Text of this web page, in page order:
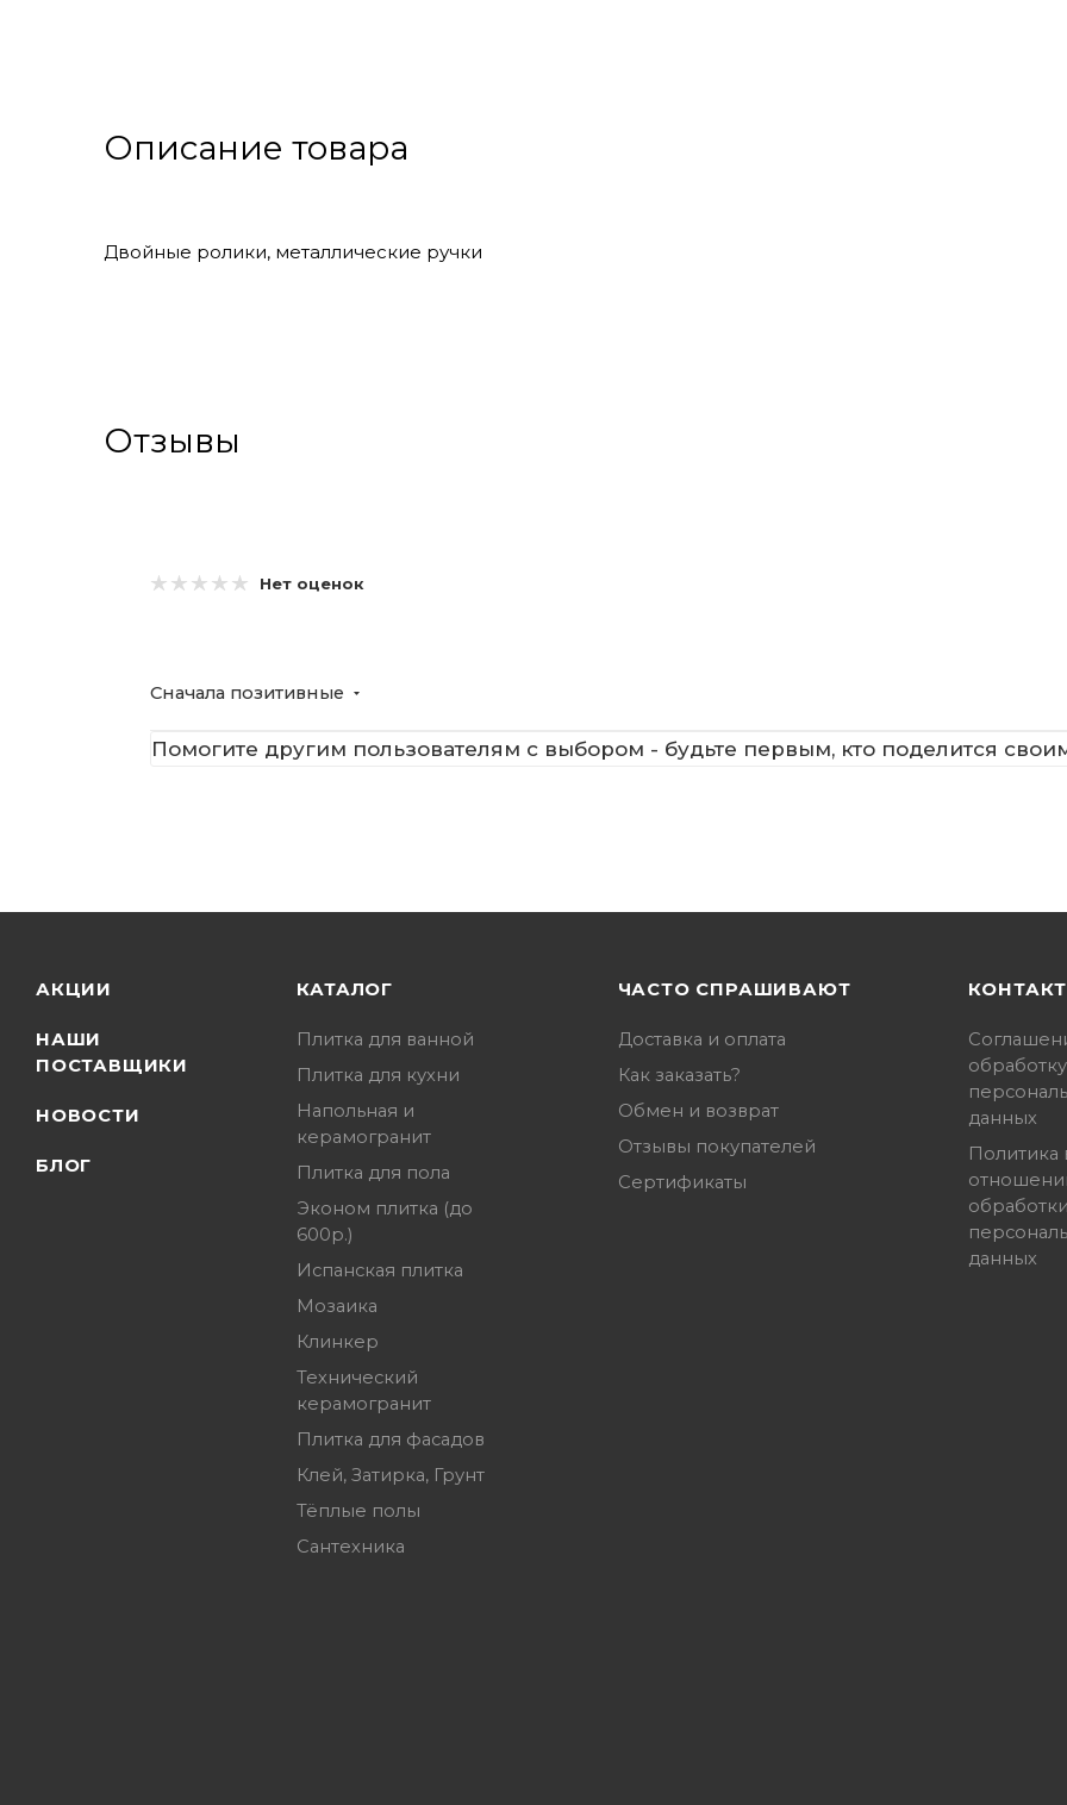
Описание товара
Двойные ролики, металлические ручки
Отзывы
Нет оценок
Сначала позитивные
Помогите другим пользователям с выбором - будьте первым, кто поделится
АКЦИИ
НАШИ
ПОСТАВЩИКИ
НОВОСТИ
БЛОГ
КАТАЛОГ
Плитка для ванной
Плитка для кухни
Напольная и
керамогранит
Плитка для пола
Эконом плитка (до
600р.)
Испанская плитка
Мозаика
Клинкер
Технический
керамогранит
Плитка для фасадов
Клей, Затирка, Грунт
Тёплые полы
Сантехника
ЧАСТО СПРАШИВАЮТ
Доставка и оплата
Как заказать?
Обмен и возврат
Отзывы покупателей
Сертификаты
обработку
данных
Политика
обработки
данных